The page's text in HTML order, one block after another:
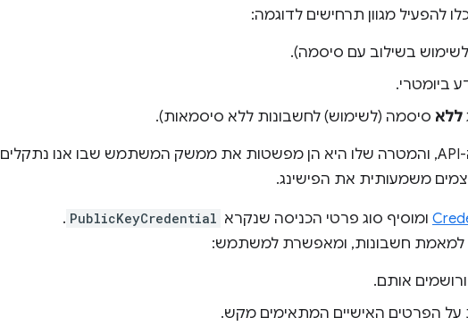
ביומטרי.
ללא סיסמה (לשימוש) לחשבונות ללא סיסמאות).
רוב הדפדפנים המובילים צפויים להטמיע את ה-API, והמטרה שלו היא הן מפשטות את ממשק המשתמש שבו אנו נתקלים
משמעותית את הפישינג.
ומוסיף סוג פרטי הכניסה שנקרא PublicKeyCredential
.
אותם.
הפרטים האישיים המתאימים מקש.